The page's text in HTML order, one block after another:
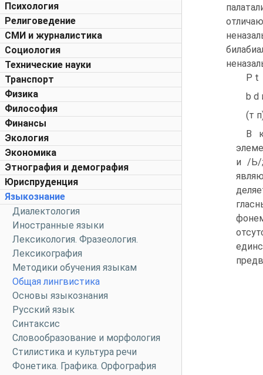
Психология
Религоведение
СМИ и журналистика
Социология
Технические науки
Транспорт
Физика
Философия
Финансы
Экология
Экономика
Этнография и демография
Юриспруденция
Языкознание
Диалектология
Иностранные языки
Лексикология. Фразеология.
Лексикография
Методики обучения языкам
Общая лингвистика
Основы языкознания
Русский язык
Синтаксис
Словообразование и морфология
Стилистика и культура речи
Фонетика. Графика. Орфография
Р t
b d
(т
В
и /Ь/